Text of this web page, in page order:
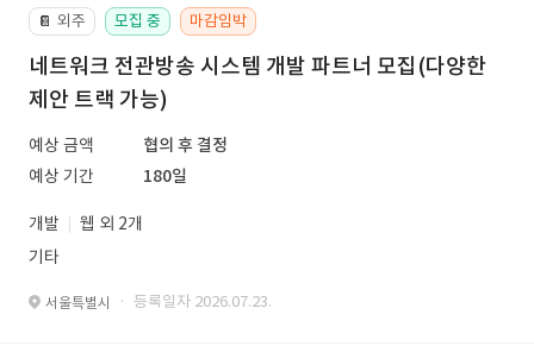
📔 외주 모집 중 마감임박
네트워크 전관방송 시스템 개발 파트너 모집(다양한
제안 트랙 가능)
예상 금액
협의 후 결정
예상 기간
180일
개발
웹 외 2개
기타
서울특별시 · 등록일자 2026.07.23.